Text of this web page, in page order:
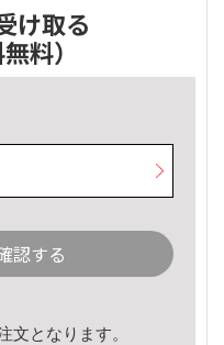
け取る
料）
認する
文となります。